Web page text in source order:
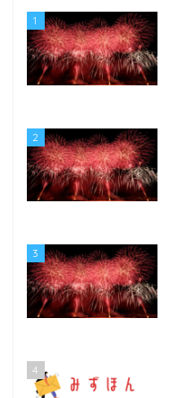
1
2
3
4